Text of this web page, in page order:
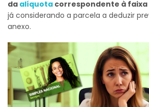
da alíquota correspondente à
já considerando a parcela a deduzir
anexo.